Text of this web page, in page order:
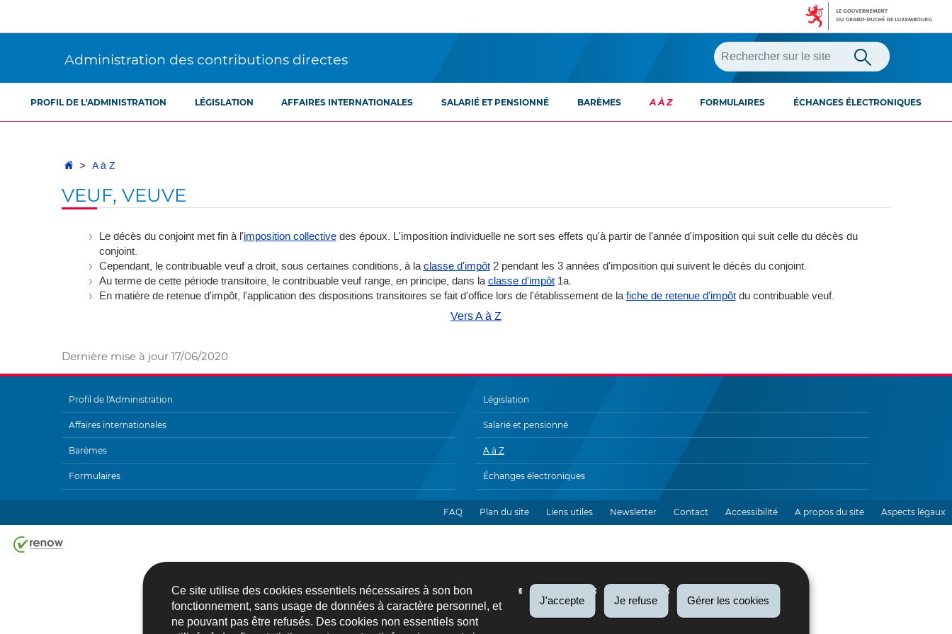
Ce site utilise des cookies essentiels nécessaires à son bon
fonctionnement, sans usage de données à caractère personnel, et
ne pouvant pas être refusés. Des cookies non essentiels sont
J'accepte Je refuse Gérer les cookies
Administration des contributions directes
PROFIL DE L'ADMINISTRATION LÉGISLATION AFFAIRES INTERNATIONALES SALARIÉ ET PENSIONNÉ BARÈMES A À Z FORMULAIRES ÉCHANGES ÉLECTRONIQUES
AccueilA à Z
VEUF, VEUVE
Le décès du conjoint met fin à l'imposition collectivedes époux. L'imposition individuelle ne sort ses effets qu'à partir de l'année d'imposition qui suit celle du décès du
conjoint.
Cependant, le contribuable veuf a droit, sous certaines conditions, à laclasse d'impôt2 pendant les 3 années d'imposition qui suivent le décès du conjoint.
Au terme de cette période transitoire, le contribuable veuf range, en principe, dans laclasse d'impôt1a.
En matière de retenue d'impôt, l'application des dispositions transitoires se fait d'office lors de l'établissement de lafiche de retenue d'impôtdu contribuable veuf.
Vers A à Z
Dernière mise à jour 17/06/2020
NAVIGATION
Profil de l'Administration Législation
Affaires internationales Salarié et pensionné
Barèmes A à Z
Formulaires Échanges électroniques
FAQ Plan du site Liens utiles Newsletter Contact Accessibilité A propos du site Aspects légaux